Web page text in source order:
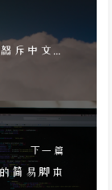
斥中文
下一篇
简易脚本